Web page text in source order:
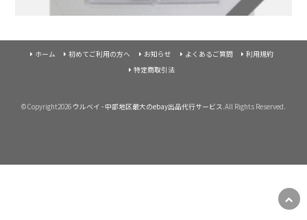
ホーム 初めてご利用の方へ お知らせ よくあるご質問
利用規約
特定商取引法
©Copyright2026 ウルベイ - 中部地区最大のebay出品代行サービス.All Rights Reserved.